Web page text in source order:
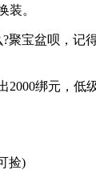
。
宝盆呗，记
绑元，低
捡)